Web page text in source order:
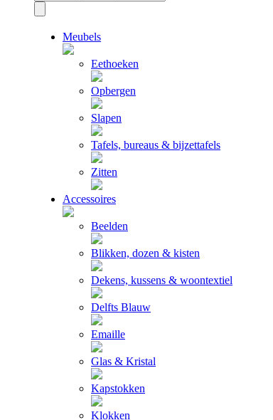
Meubels
Eethoeken
Opbergen
Slapen
Tafels, bureaus & bijzettafels
Zitten
Accessoires
Beelden
Blikken, dozen & kisten
Dekens, kussens & woontextiel
Delfts Blauw
Emaille
Glas & Kristal
Kapstokken
Klokken